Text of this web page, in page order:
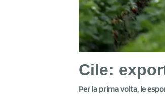
Cile:
Per la prima volta, le